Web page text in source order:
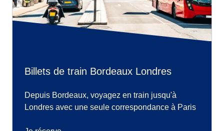
Billets de train Bordeaux Londres
Depuis Bordeaux, voyagez en train jusqu'à
Londres avec une seule correspondance à Paris